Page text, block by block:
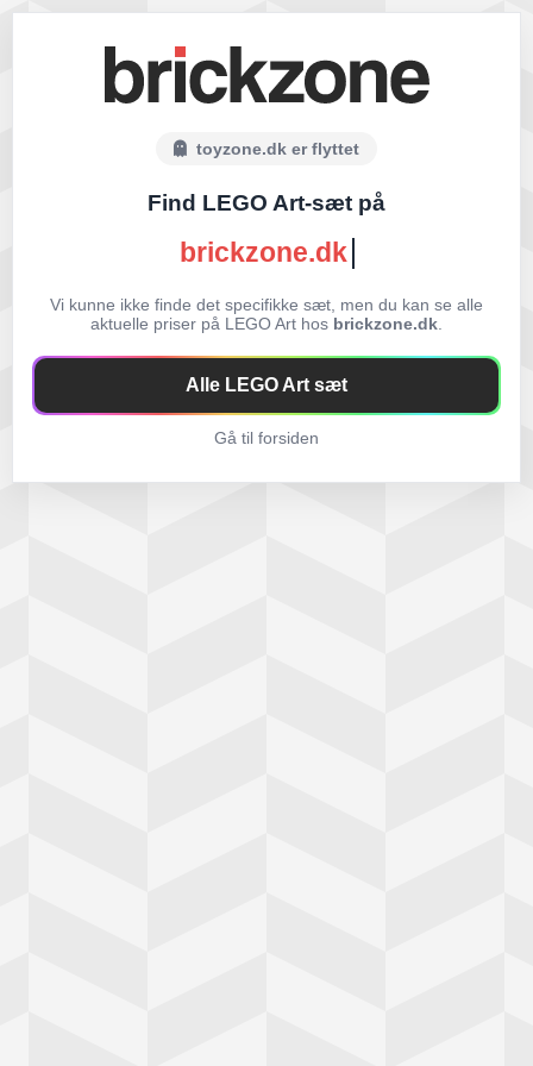
toyzone.dk er flyttet
Find LEGO Art-sæt på
brickzone.dk
Vi kunne ikke finde det specifikke sæt, men du kan se alle
aktuelle priser på LEGO Art hos brickzone.dk
Alle LEGO Art sæt
Gå til forsiden